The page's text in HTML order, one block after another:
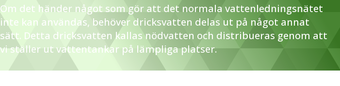
Om det händer något som gör att det normala vattenledningsnätet
inte kan användas, behöver dricksvatten delas ut på något annat
sätt. Detta dricksvatten kallas nödvatten och distribueras genom att
vi ställer ut vattentankar på lämpliga platser.